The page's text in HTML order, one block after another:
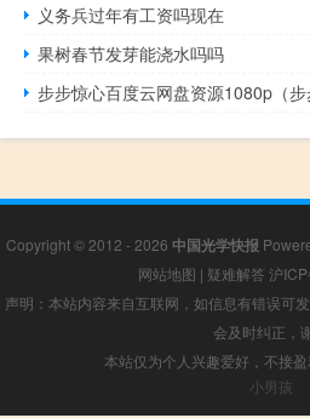
义务兵过年有工资吗现在
果树春节发芽能浇水吗吗
步步惊心百度云网盘资源1080p（步
Copyright © 2012 - 2026 中国光学快报
网站地图 | 疑难解答 沪
声明：本站内容来自互联网，如信息有错误可
会及时纠正，
本站仅为个人兴趣爱好，不接
小男孩